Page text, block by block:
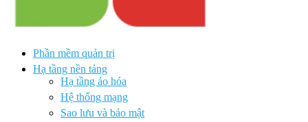
Phần mềm quản trị
Hạ tầng nền tảng
Hạ tầng ảo hóa
Hệ thống mạng
Sao lưu và bảo mật